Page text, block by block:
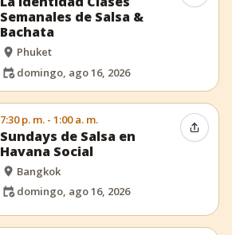
Semanales de Salsa &
Bachata
Phuket
domingo, ago 16, 2026
7:30 p. m. - 1:00 a. m.
Sundays de Salsa en
Havana Social
Bangkok
domingo, ago 16, 2026